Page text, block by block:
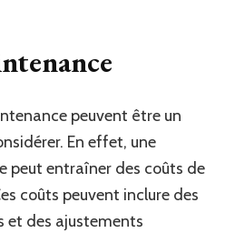
peuvent être un
En effet, une
peut entraîner des coûts de
coûts peuvent inclure des
et des ajustements